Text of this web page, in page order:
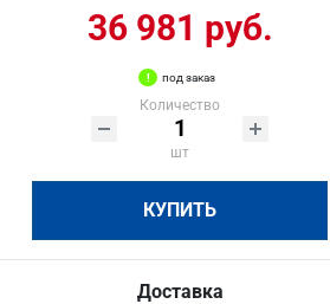
36 981 руб.
под заказ
Количество
шт
КУПИТЬ
Доставка